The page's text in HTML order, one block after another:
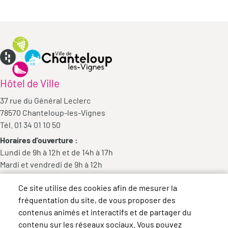
Hôtel de Ville
37 rue du Général Leclerc
78570 Chanteloup-les-Vignes
Tél. 01 34 01 10 50
Horaires d'ouverture :
Lundi de 9h à 12h et de 14h à 17h
Mardi et vendredi de 9h à 12h
Mercredi de 9h à 12h et de 14h à 18h
Jeudi de 14h à 17h
Ce site utilise des cookies afin de mesurer la
fréquentation du site, de vous proposer des
contenus animés et interactifs et de partager du
contenu sur les réseaux sociaux. Vous pouvez